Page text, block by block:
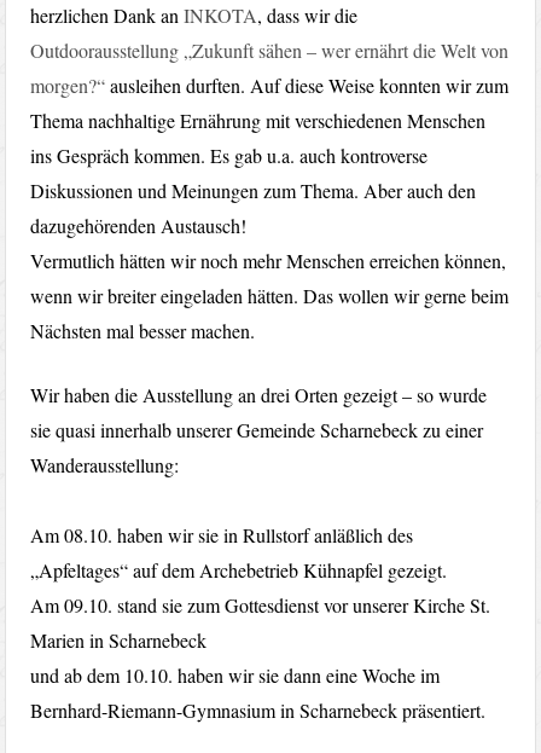
herzlichen Dank anINKOTA, dass wir die
Outdoorausstellung „Zukunft sähen – wer ernährt die Welt von
morgen?“ausleihen durften. Auf diese Weise konnten wir zum
Thema nachhaltige Ernährung mit verschiedenen Menschen
ins Gespräch kommen. Es gab u.a. auch kontroverse
Diskussionen und Meinungen zum Thema. Aber auch den
dazugehörenden Austausch!
Vermutlich hätten wir noch mehr Menschen erreichen können,
wenn wir breiter eingeladen hätten. Das wollen wir gerne beim
Nächsten mal besser machen.
Wir haben die Ausstellung an drei Orten gezeigt – so wurde
sie quasi innerhalb unserer Gemeinde Scharnebeck zu einer
Wanderausstellung:
Am 08.10. haben wir sie in Rullstorf anläßlich des
„Apfeltages“ auf dem Archebetrieb Kühnapfel gezeigt.
Am 09.10. stand sie zum Gottesdienst vor unserer Kirche St.
Marien in Scharnebeck
und ab dem 10.10. haben wir sie dann eine Woche im
Bernhard-Riemann-Gymnasium in Scharnebeck präsentiert.